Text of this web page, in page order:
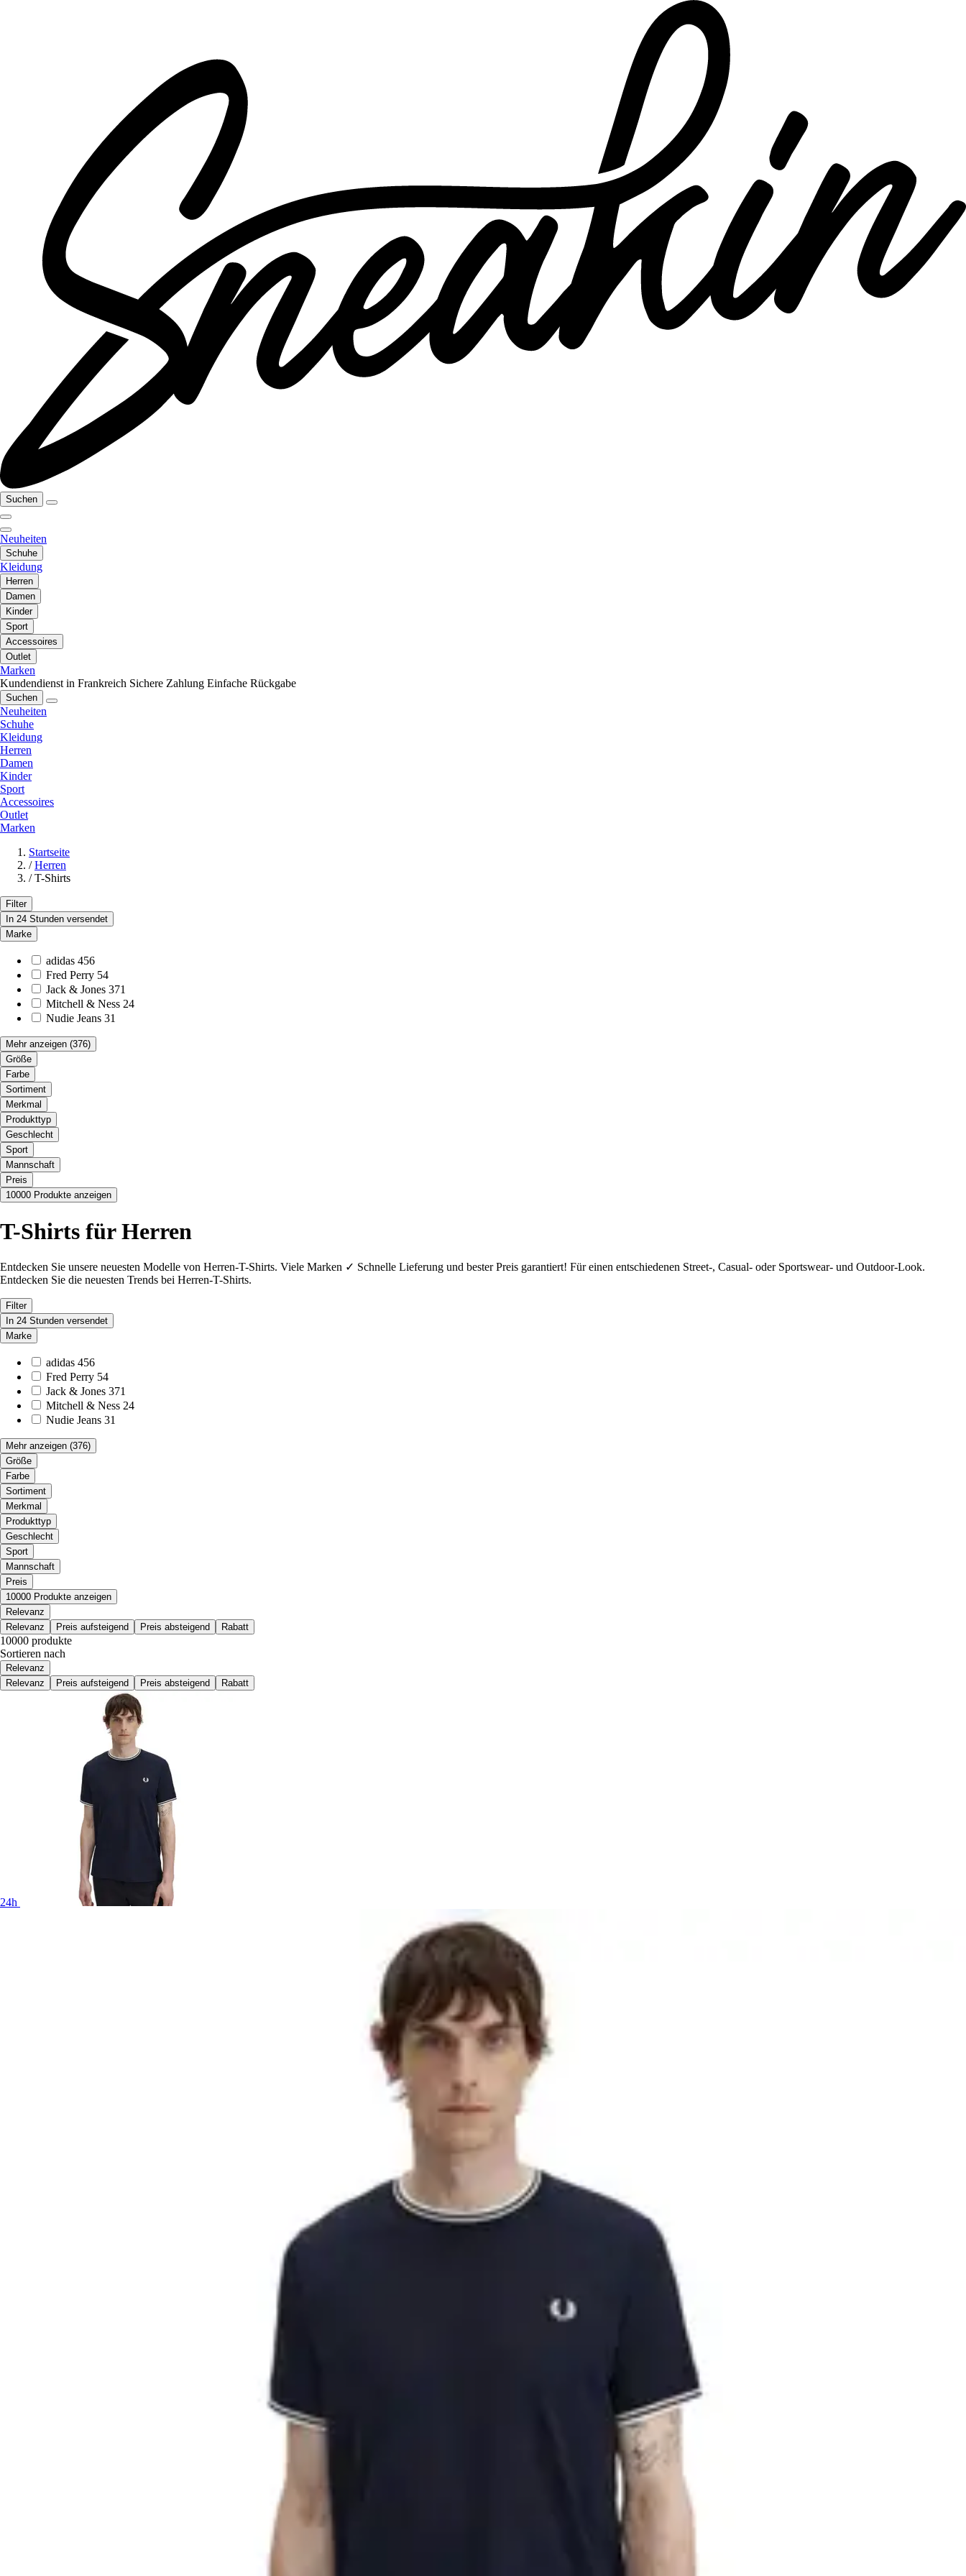
Suchen
Neuheiten
Schuhe
Kleidung
Herren
Damen
Kinder
Sport
Accessoires
Outlet
Marken
Kundendienst in Frankreich Sichere Zahlung Einfache Rückgabe
Suchen
Neuheiten
Schuhe
Kleidung
Herren
Damen
Kinder
Sport
Accessoires
Outlet
Marken
Startseite
/ Herren
/ T-Shirts
Filter
In 24 Stunden versendet
Marke
adidas 456
Fred Perry 54
Jack & Jones 371
Mitchell & Ness 24
Nudie Jeans 31
Mehr anzeigen (376)
Größe
Farbe
Sortiment
Merkmal
Produkttyp
Geschlecht
Sport
Mannschaft
Preis
10000 Produkte anzeigen
T-Shirts für Herren
Entdecken Sie unsere neuesten Modelle von Herren-T-Shirts. Viele Marken ✓ Schnelle Lieferung und bester Preis garantiert! Für einen entschiedenen Street-, Casual- oder Sportswear- und Outdoor-Look.
Entdecken Sie die neuesten Trends bei Herren-T-Shirts.
Filter
In 24 Stunden versendet
Marke
adidas 456
Fred Perry 54
Jack & Jones 371
Mitchell & Ness 24
Nudie Jeans 31
Mehr anzeigen (376)
Größe
Farbe
Sortiment
Merkmal
Produkttyp
Geschlecht
Sport
Mannschaft
Preis
10000 Produkte anzeigen
Relevanz
Relevanz
Preis aufsteigend Preis absteigend Rabatt
10000 produkte
Sortieren nach
Relevanz
Relevanz
Preis aufsteigend Preis absteigend Rabatt
24h